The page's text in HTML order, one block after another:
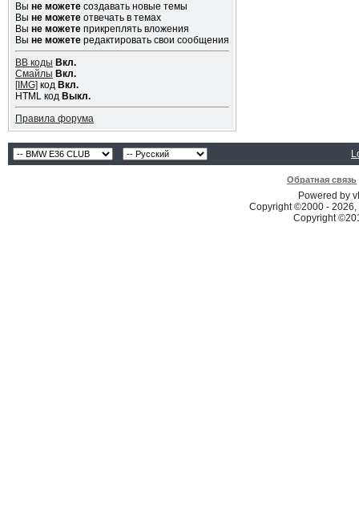
Вы не можетесоздавать новые темы
Вы не можетеотвечать в темах
Вы не можетеприкреплять вложения
Вы не можетередактировать свои сообщения
BB коды Вкл.
Смайлы Вкл.
[IMG] код Вкл.
HTML код Выкл.
Правила форума
Обратная связь
Powered by
Copyright ©2000 -
Copyright